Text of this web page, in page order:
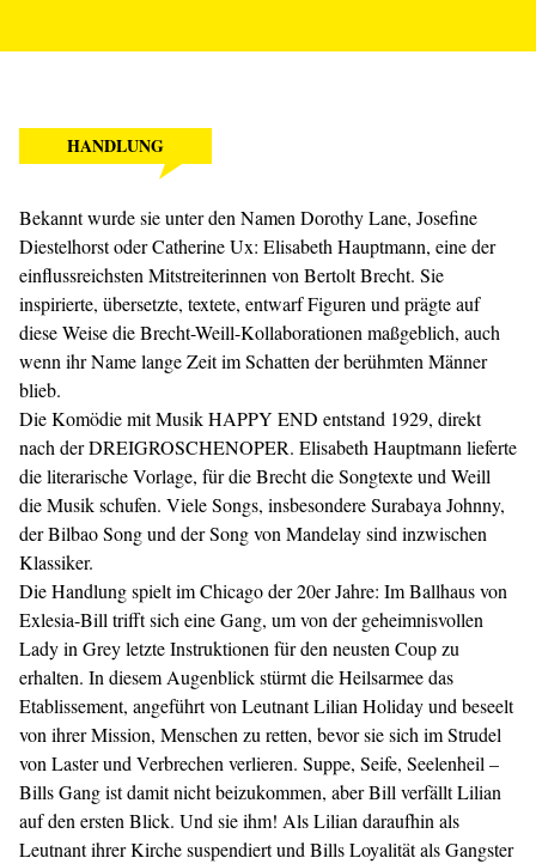
HANDLUNG
Bekannt wurde sie unter den Namen Dorothy Lane, Josefine
Diestelhorst oder Catherine Ux: Elisabeth Hauptmann, eine der
einflussreichsten Mitstreiterinnen von Bertolt Brecht. Sie
inspirierte, übersetzte, textete, entwarf Figuren und prägte auf
diese Weise die Brecht-Weill-Kollaborationen maßgeblich, auch
wenn ihr Name lange Zeit im Schatten der berühmten Männer
blieb.
Die Komödie mit Musik HAPPY END entstand 1929, direkt
nach der DREIGROSCHENOPER. Elisabeth Hauptmann lieferte
die literarische Vorlage, für die Brecht die Songtexte und Weill
die Musik schufen. Viele Songs, insbesondere Surabaya Johnny,
der Bilbao Song und der Song von Mandelay sind inzwischen
Klassiker.
Die Handlung spielt im Chicago der 20er Jahre: Im Ballhaus von
Exlesia-Bill trifft sich eine Gang, um von der geheimnisvollen
Lady in Grey letzte Instruktionen für den neusten Coup zu
erhalten. In diesem Augenblick stürmt die Heilsarmee das
Etablissement, angeführt von Leutnant Lilian Holiday und beseelt
von ihrer Mission, Menschen zu retten, bevor sie sich im Strudel
von Laster und Verbrechen verlieren. Suppe, Seife, Seelenheil –
Bills Gang ist damit nicht beizukommen, aber Bill verfällt Lilian
auf den ersten Blick. Und sie ihm! Als Lilian daraufhin als
Leutnant ihrer Kirche suspendiert und Bills Loyalität als Gangster